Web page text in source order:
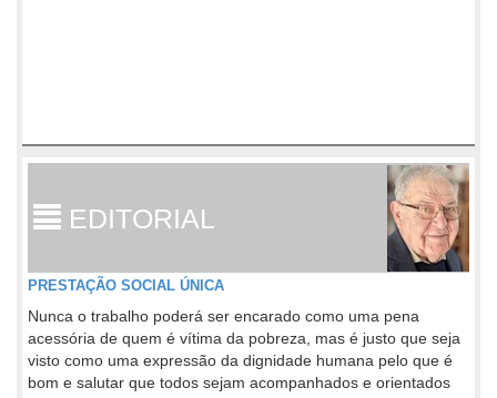
EDITORIAL
PRESTAÇÃO SOCIAL ÚNICA
Nunca o trabalho poderá ser encarado como uma pena
acessória de quem é vítima da pobreza, mas é justo que seja
visto como uma expressão da dignidade humana pelo que é
bom e salutar que todos sejam acompanhados e orientados